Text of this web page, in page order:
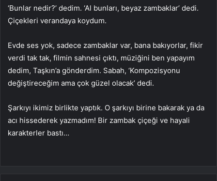
‘Bunlar nedir?’ dedim. ‘Al bunları, beyaz zambaklar’ dedi.
Çiçekleri verandaya koydum.
Evde ses yok, sadece zambaklar var, bana bakıyorlar, fikir
verdi tak tak, filmin sahnesi çıktı, müziğini ben yapayım
dedim, Taşkın’a gönderdim. Sabah, ‘Kompozisyonu
değiştireceğim ama çok güzel olacak’ dedi.
Şarkıyı ikimiz birlikte yaptık. O şarkıyı birine bakarak ya da
acı hissederek yazmadım! Bir zambak çiçeği ve hayali
karakterler bastı…